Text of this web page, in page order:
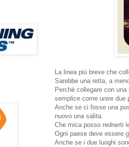
La linea più breve che
Sarebbe una retta, a
Perchè collegare con
semplice come unire due
Anche se ci fosse una
nuovo una salita.
Che mica posso rednerti
Ogni paese deve essere
Anche se i due luoghi